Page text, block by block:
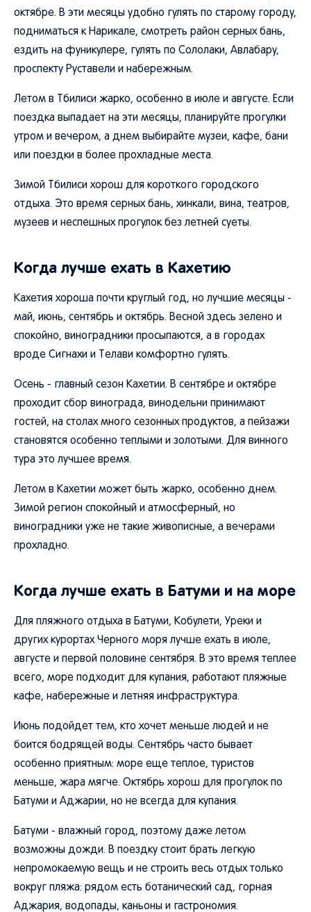
октябре. В эти месяцы удобно гулять по старому городу,
подниматься к Нарикале, смотреть район серных бань,
ездить на фуникулере, гулять по Сололаки, Авлабару,
проспекту Руставели и набережным.
Летом в Тбилиси жарко, особенно в июле и августе. Если
поездка выпадает на эти месяцы, планируйте прогулки
утром и вечером, а днем выбирайте музеи, кафе, бани
или поездки в более прохладные места.
Зимой Тбилиси хорош для короткого городского
отдыха. Это время серных бань, хинкали, вина, театров,
музеев и неспешных прогулок без летней суеты.
Когда лучше ехать в Кахетию
Кахетия хороша почти круглый год, но лучшие месяцы -
май, июнь, сентябрь и октябрь. Весной здесь зелено и
спокойно, виноградники просыпаются, а в городах
вроде Сигнахи и Телави комфортно гулять.
Осень - главный сезон Кахетии. В сентябре и октябре
проходит сбор винограда, винодельни принимают
гостей, на столах много сезонных продуктов, а пейзажи
становятся особенно теплыми и золотыми. Для винного
тура это лучшее время.
Летом в Кахетии может быть жарко, особенно днем.
Зимой регион спокойный и атмосферный, но
виноградники уже не такие живописные, а вечерами
прохладно.
Когда лучше ехать в Батуми и на море
Для пляжного отдыха в Батуми, Кобулети, Уреки и
других курортах Черного моря лучше ехать в июле,
августе и первой половине сентября. В это время теплее
всего, море подходит для купания, работают пляжные
кафе, набережные и летняя инфраструктура.
Июнь подойдет тем, кто хочет меньше людей и не
боится бодрящей воды. Сентябрь часто бывает
особенно приятным: море еще теплое, туристов
меньше, жара мягче. Октябрь хорош для прогулок по
Батуми и Аджарии, но не всегда для купания.
Батуми - влажный город, поэтому даже летом
возможны дожди. В поездку стоит брать легкую
непромокаемую вещь и не строить весь отдых только
вокруг пляжа: рядом есть ботанический сад, горная
Аджария, водопады, каньоны и гастрономия.